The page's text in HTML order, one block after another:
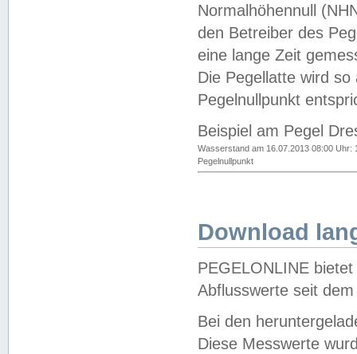
Normalhöhennull
den Betreiber des
eine lange Zeit
Die Pegellatte wird
Pegelnullpunkt
Beispiel am Pegel
Wasserstand am 16.07.2013 08:00 Uhr:
Pegelnullpunkt
Download
PEGELONLINE
Abflusswerte seit
Bei den
Diese Messwerte